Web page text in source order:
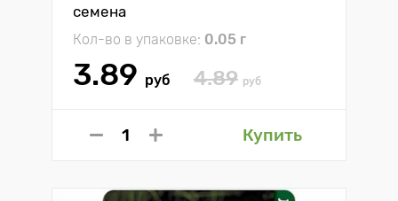
семена
Кол-во в упаковке: 0.05 г
3.89 руб 4.89 руб
Купить